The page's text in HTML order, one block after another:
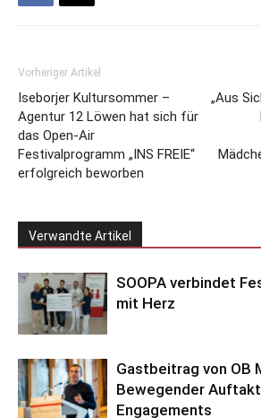
Vorheriger Artikel
Iseborjer Kultursommer –
Agentur 12 Löwen hat sich für
das Open-Air
Festivalprogramm „INS FREIE“
erfolgreich beworben
„Aus
Verwandte Artikel
SOOPA verbindet
mit Herz
Gastbeitrag von OB
Bewegender
Engagements